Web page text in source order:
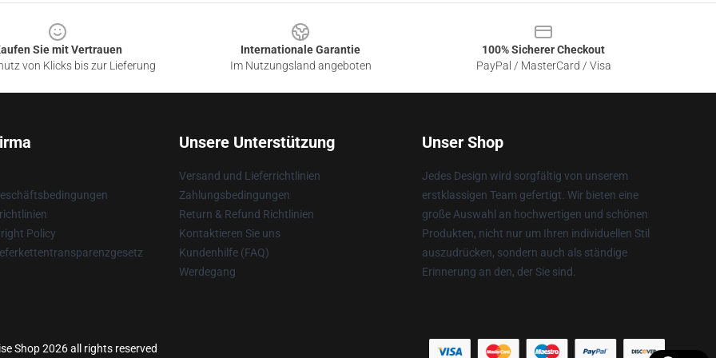
Sie mit Vertrauen
von Klicks bis zur Lieferung
Internationale Garantie
Im Nutzungsland angeboten
100% Sicherer Checkout
PayPal / MasterCard / Visa
Policy
Unsere Unterstützung
Versand und Lieferrichtlinien
Zahlungsbedingungen
Return & Refund Richtlinien
Kontaktieren Sie uns
Kundenhilfe (FAQ)
Werdegang
Unser Shop
Jedes Design wird sorgfältig von unserem
erstklassigen Team gefertigt. Wir bieten eine
große Auswahl an hochwertigen und schönen
Produkten, nicht nur um Ihren individuellen Stil
auszudrücken, sondern auch als ständige
Erinnerung an den, der Sie sind.
Shop 2026 all rights reserved